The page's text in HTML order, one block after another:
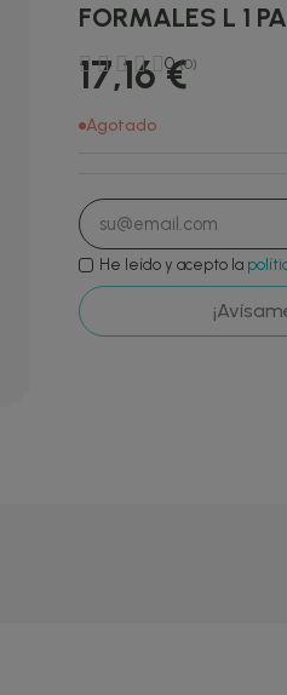
FORMALES L 1
17,16 €
0 (0)
Agotado
He leído y acepto la